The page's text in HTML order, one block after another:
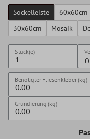
Sockelleiste 60x60cm
30x60cm
Mosaik
Stück(e)
Benötigter Fliesenkleber (kg)
Grundierung (kg)